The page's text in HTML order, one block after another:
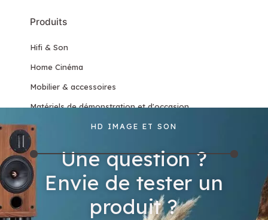
Produits
Hifi & Son
Home Cinéma
Mobilier & accessoires
Matériels de démonstration et d'occasion
Filtrer par tarif
HD IMAGE ET SON
Une question ?
Envie de tester un
produit ?